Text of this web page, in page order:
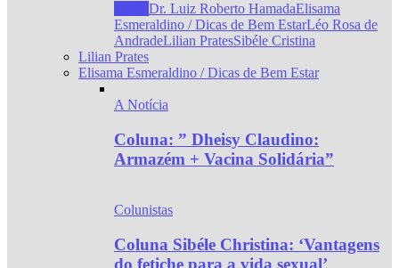
Dr. Luiz Roberto HamadaElisama
Esmeraldino / Dicas de Bem EstarLéo Rosa de
AndradeLilian PratesSibéle Cristina
Lilian Prates
Elisama Esmeraldino / Dicas de Bem Estar
A Notícia
Coluna: ” Dheisy Claudino:
Armazém + Vacina Solidária”
Colunistas
Coluna Sibéle Christina: ‘Vantagens
do fetiche para a vida sexual’